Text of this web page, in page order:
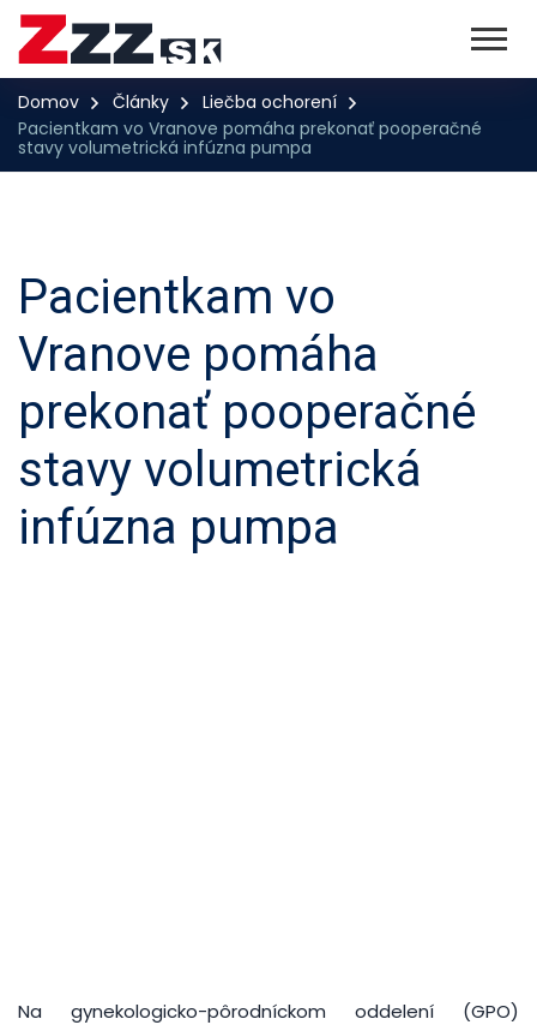
Domov Články
Liečba ochorení
Pacientkam vo Vranove pomáha prekonať pooperačné
stavy volumetrická infúzna pumpa
Pacientkam vo
Vranove pomáha
prekonať pooperačné
stavy volumetrická
infúzna pumpa
Na gynekologicko-pôrodníckom oddelení (GPO)